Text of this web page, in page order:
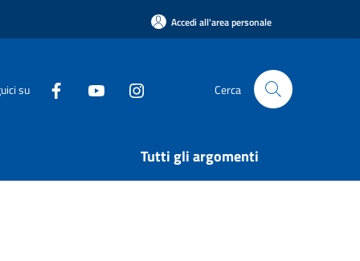
Accedi all'area personale
su Cerca
Tutti gli argomenti